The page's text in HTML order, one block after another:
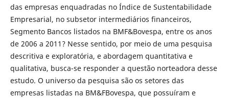
das empresas enquadradas no Índice de Sustentabilidade
Empresarial, no subsetor intermediários financeiros,
Segmento Bancos listados na BMF&Bovespa, entre os anos
de 2006 a 2011? Nesse sentido, por meio de uma pesquisa
descritiva e exploratória, e abordagem quantitativa e
qualitativa, busca-se responder a questão norteadora desse
estudo. O universo da pesquisa são os setores das
empresas listadas na BM&FBovespa, que possuíram e